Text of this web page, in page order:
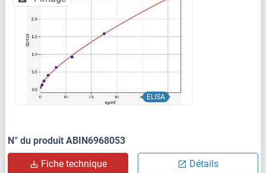
ELISA
N° du produit ABIN6968053
Fiche technique Détails